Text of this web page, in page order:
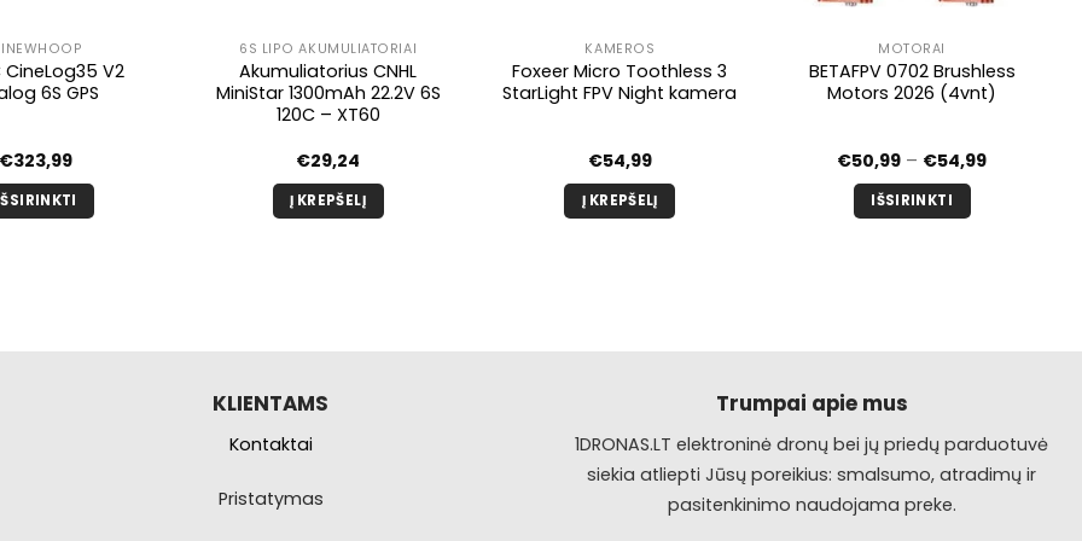
CineLog35 V2
6S GPS
€323,99
6S LIPO AKUMULIATORIAI
Akumuliatorius CNHL
MiniStar 1300mAh 22.2V 6S
120C – XT60
€29,24
Į KREPŠELĮ
KAMEROS
Foxeer Micro Toothless 3
StarLight FPV Night kamera
€54,99
Į KREPŠELĮ
MOTORAI
BETAFPV 0702 Brushless
Motors 2026 (4vnt)
€50,99 – €54,99Kainų
IŠSIRINKTI
produkto
puslapyje.
KLIENTAMS
Kontaktai
Pristatymas
Trumpai apie mus
1DRONAS.LT elektroninė dronų bei jų priedų parduotuvė
siekia atliepti Jūsų poreikius: smalsumo, atradimų ir
pasitenkinimo naudojama preke.